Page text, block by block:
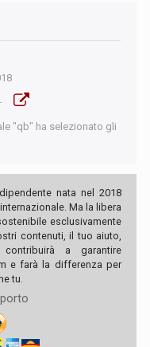
energy-market-897036
"qb" ha selezionato gli
nata nel 2018
Ma la libera
esclusivamente
contenuti, il tuo aiuto,
a garantire
e farà la differenza per
tu.